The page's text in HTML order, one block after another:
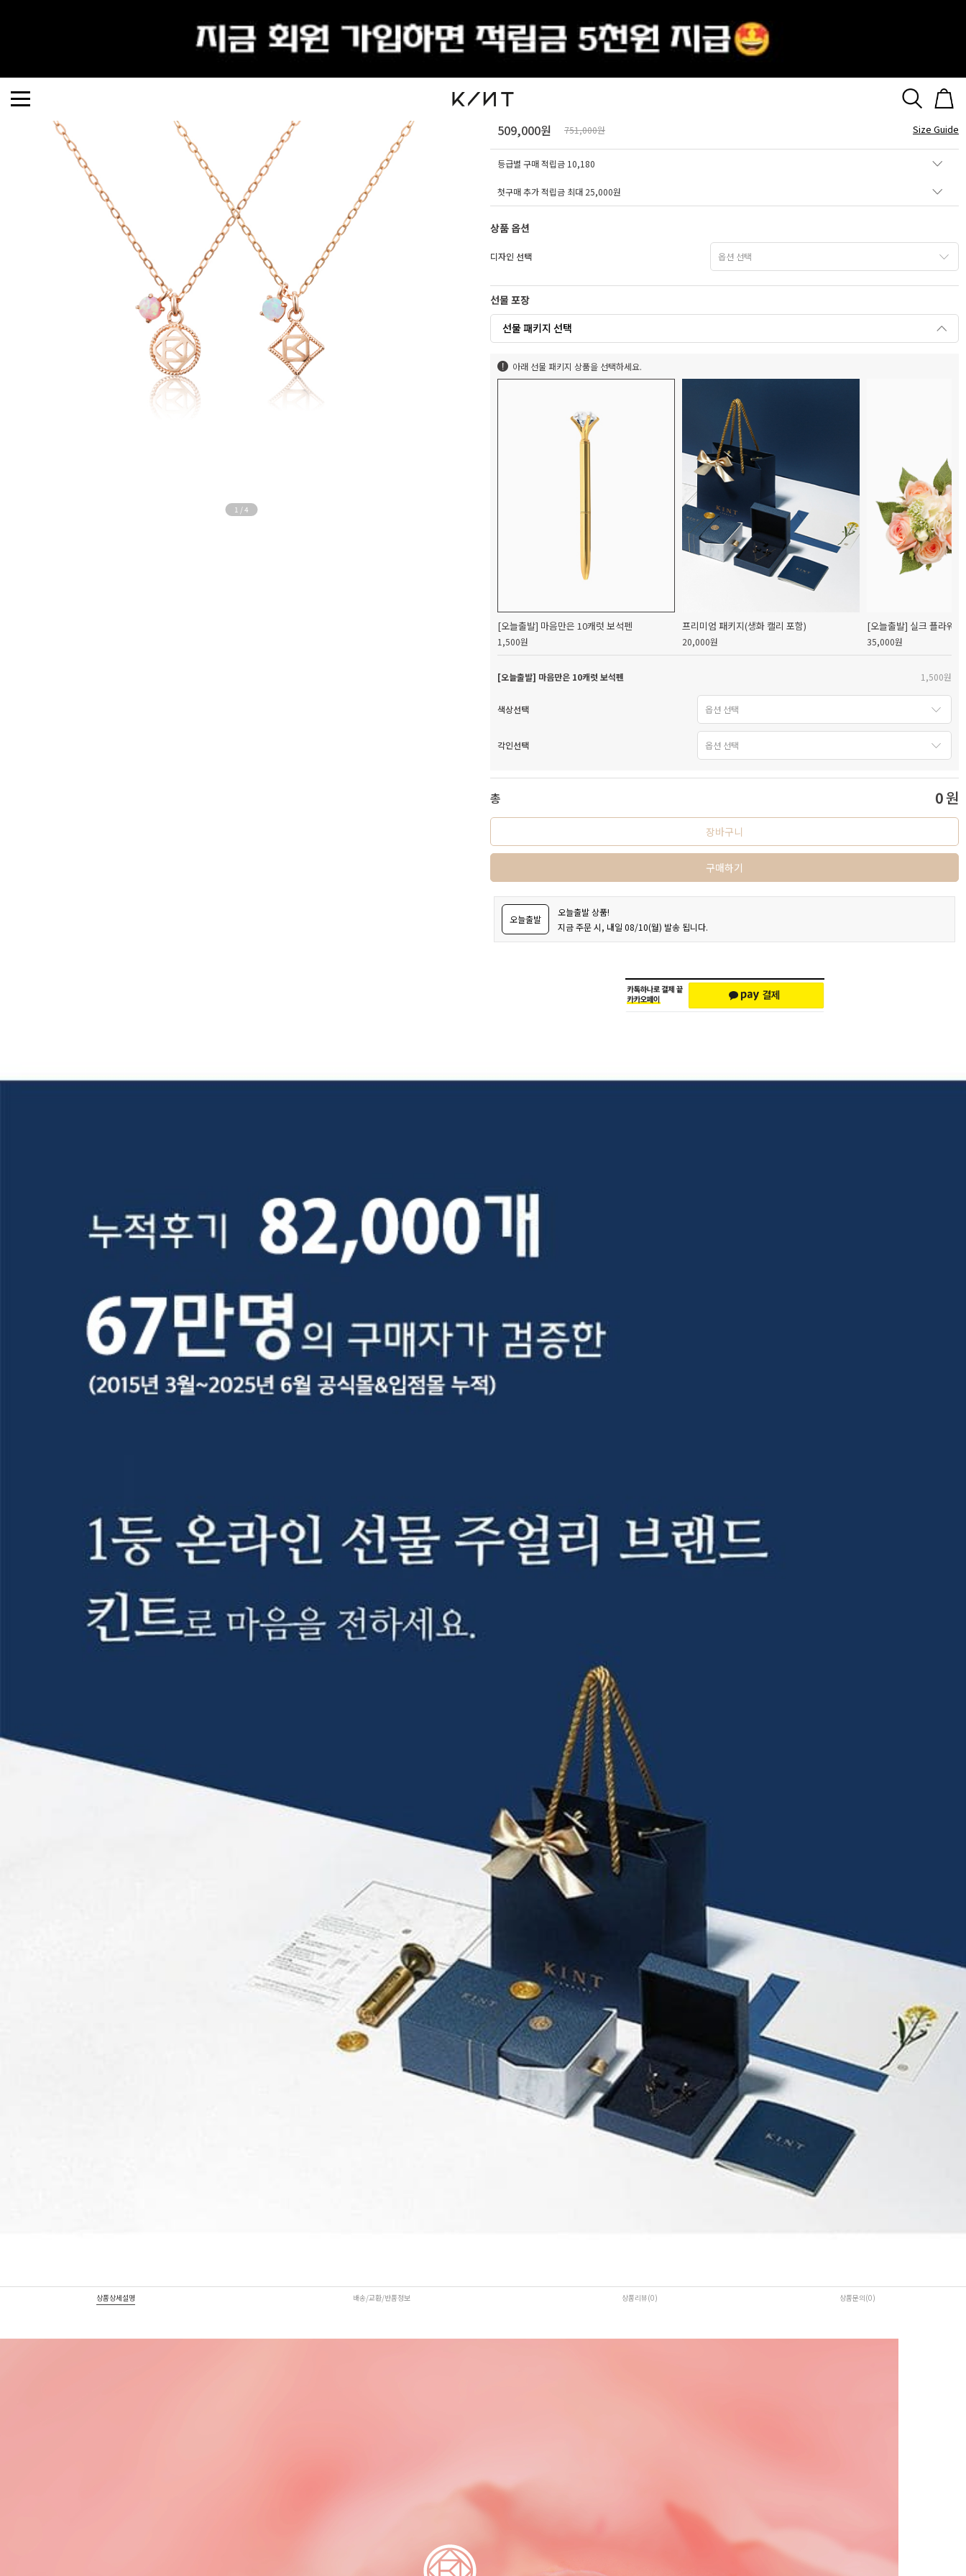
1 /4
[오늘출발] 14K 킨트로즈 오팔 목걸이
509,000원 751,000원 Size Guide
등급별 구매 적립금 10,180
첫구매 추가 적립금 최대 25,000원
상품 옵션
디자인 선택
선물 포장
선물 패키지 선택
아래 선물 패키지 상품을 선택하세요.
[오늘출발] 마음만은 10캐럿 보석펜
1,500원
프리미엄 패키지(생화 캘리 포함)
20,000원
[오늘출발] 실크 플라워
35,000원
[오늘출발] 마음만은 10캐럿 보석펜 1,500원
색상선택
각인선택
총 0원
장바구니
구매하기
오늘출발
오늘출발 상품!
지금 주문 시, 내일 08/10(월) 발송 됩니다.
상품상세설명 배송/교환/반품정보 상품리뷰(0) 상품문의(0)